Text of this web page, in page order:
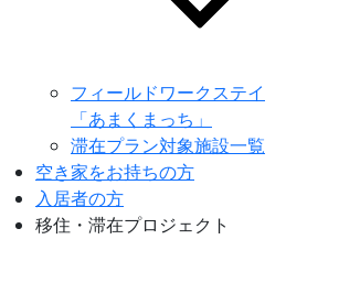
フィールドワークステイ
「あまくまっち」
滞在プラン対象施設一覧
空き家をお持ちの方
入居者の方
移住・滞在プロジェクト